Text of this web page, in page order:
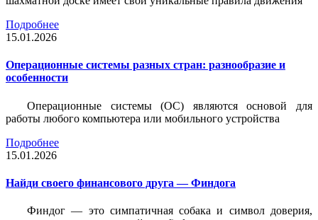
Подробнее
15.01.2026
Операционные системы разных стран: разнообразие и
особенности
Операционные системы (ОС) являются основой для
работы любого компьютера или мобильного устройства
Подробнее
15.01.2026
Найди своего финансового друга — Финдога
Финдог — это симпатичная собака и символ доверия,